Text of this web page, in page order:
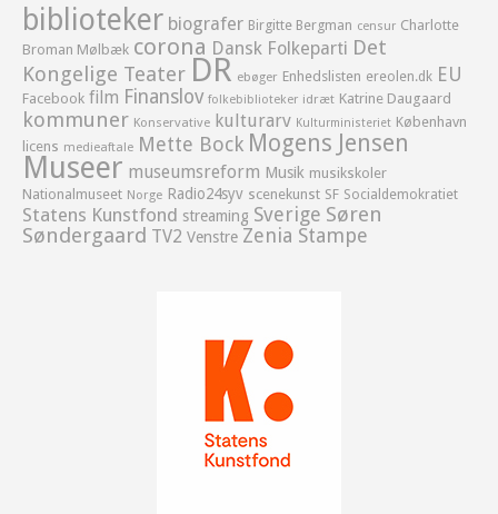
biblioteker biografer Birgitte Bergman censur Charlotte
Broman Mølbæk corona Dansk Folkeparti Det
Kongelige Teater DR ebøger Enhedslisten ereolen.dk EU
Facebook film Finanslov folkebiblioteker idræt Katrine Daugaard
kommuner Konservative kulturarv Kulturministeriet København
licens medieaftale Mette Bock Mogens Jensen
Museer museumsreform Musik musikskoler
Nationalmuseet Norge Radio24syv scenekunst SF Socialdemokratiet
Statens Kunstfond streaming Sverige Søren
Søndergaard TV2 Venstre Zenia Stampe